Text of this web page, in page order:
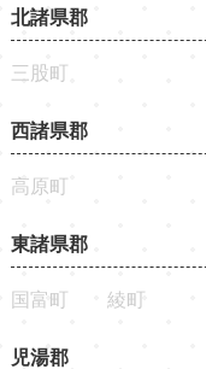
北諸県郡
三股町
西諸県郡
高原町
東諸県郡
国富町 綾町
児湯郡